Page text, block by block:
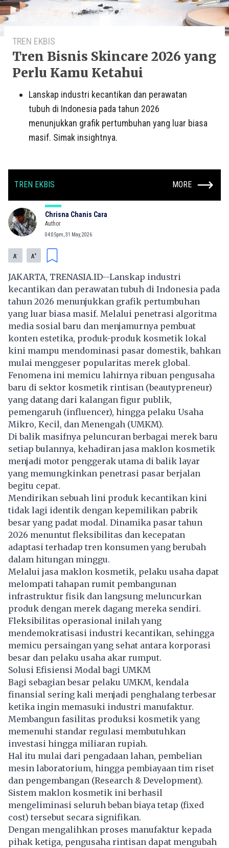
TREN EKBIS
Tren Bisnis Skincare 2026 yang
Perlu Kamu Ketahui
Lanskap industri kecantikan dan perawatan
tubuh di Indonesia pada tahun 2026
menunjukkan grafik pertumbuhan yang luar biasa
masif. Simak insightnya.
TREN EKBIS MORE
Chrisna Chanis Cara
Author
04:05pm, 31 May, 2026
A- A+
JAKARTA, TRENASIA.ID--Lanskap industri
kecantikan dan perawatan tubuh di Indonesia pada
tahun 2026 menunjukkan grafik pertumbuhan
yang luar biasa masif. Melalui penetrasi algoritma
media sosial baru dan menjamurnya pembuat
konten estetika, produk-produk kosmetik lokal
kini mampu mendominasi pasar domestik, bahkan
mulai menggeser popularitas merek global.
Fenomena ini memicu lahirnya ribuan pengusaha
baru di sektor kosmetik rintisan (beautypreneur)
yang datang dari kalangan figur publik,
pemengaruh (influencer), hingga pelaku Usaha
Mikro, Kecil, dan Menengah (UMKM).
Di balik masifnya peluncuran berbagai merek baru
setiap bulannya, kehadiran jasa maklon kosmetik
menjadi motor penggerak utama di balik layar
yang memungkinkan penetrasi pasar berjalan
begitu cepat.
Mendirikan sebuah lini produk kecantikan kini
tidak lagi identik dengan kepemilikan pabrik
besar yang padat modal. Dinamika pasar tahun
2026 menuntut fleksibilitas dan kecepatan
adaptasi terhadap tren konsumen yang berubah
dalam hitungan minggu.
Melalui jasa maklon kosmetik, pelaku usaha dapat
melompati tahapan rumit pembangunan
infrastruktur fisik dan langsung meluncurkan
produk dengan merek dagang mereka sendiri.
Fleksibilitas operasional inilah yang
mendemokratisasi industri kecantikan, sehingga
memicu persaingan yang sehat antara korporasi
besar dan pelaku usaha akar rumput.
Solusi Efisiensi Modal bagi UMKM
Bagi sebagian besar pelaku UMKM, kendala
finansial sering kali menjadi penghalang terbesar
ketika ingin memasuki industri manufaktur.
Membangun fasilitas produksi kosmetik yang
memenuhi standar regulasi membutuhkan
investasi hingga miliaran rupiah.
Hal itu mulai dari pengadaan lahan, pembelian
mesin laboratorium, hingga pembiayaan tim riset
dan pengembangan (Research & Development).
Sistem maklon kosmetik ini berhasil
mengeliminasi seluruh beban biaya tetap (fixed
cost) tersebut secara signifikan.
Dengan mengalihkan proses manufaktur kepada
pihak ketiga, pengusaha rintisan dapat mengubah